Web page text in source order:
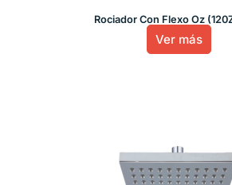
Rociador Con Flexo Oz
Ver más